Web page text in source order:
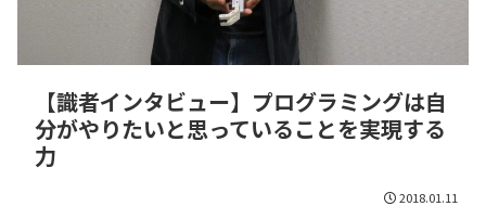
【識者インタビュー】プログラミングは自
分がやりたいと思っていることを実現する
力
2018.01.11